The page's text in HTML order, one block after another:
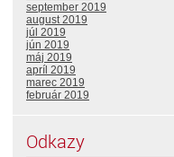
september 2019
august 2019
júl 2019
jún 2019
máj 2019
apríl 2019
marec 2019
február 2019
Odkazy